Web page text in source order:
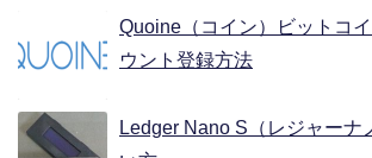
Quoine（コイン）ビットコ
ウント登録方法
Ledger Nano S（レジャーナ